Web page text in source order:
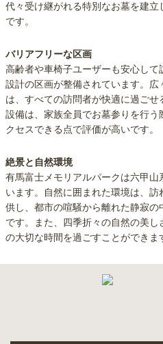
代々受け継がれる特別なお墓を建
です。
バリアフリーな区画
高齢者や車椅子ユーザーも安心し
設計の区画が整備されています。
は、すべての訪問者が快適に過ご
設備は、家族全員でお墓参りを行
クセスできる点で評価が高いです。
絶景と自然環境
有馬富士メモリアルパークは六甲
います。自然に囲まれた環境は、
供し、都市の喧騒から離れた静寂
です。また、四季折々の自然の美し
の大切な時間を過ごすことができま